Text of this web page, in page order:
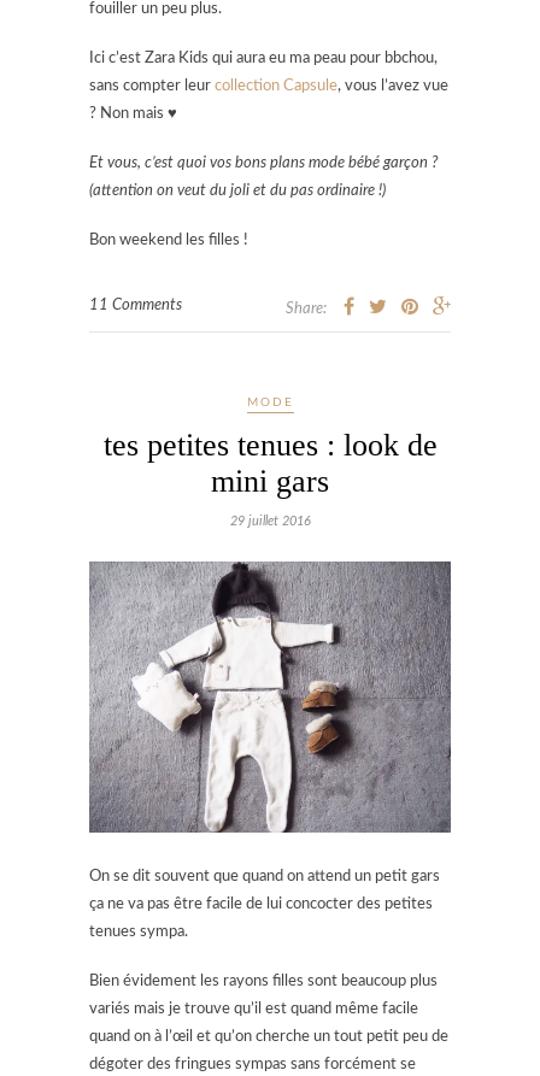
fouiller un peu plus.
Ici c’est Zara Kids qui aura eu ma peau pour bbchou,
sans compter leur collection Capsule, vous l’avez vue
? Non mais ♥
Et vous, c’est quoi vos bons plans mode bébé garçon ?
(attention on veut du joli et du pas ordinaire !)
Bon weekend les filles !
11 Comments Share:
MODE
tes petites tenues : look de
mini gars
29 juillet 2016
On se dit souvent que quand on attend un petit gars
ça ne va pas être facile de lui concocter des petites
tenues sympa.
Bien évidement les rayons filles sont beaucoup plus
variés mais je trouve qu’il est quand même facile
quand on à l’œil et qu’on cherche un tout petit peu de
dégoter des fringues sympas sans forcément se